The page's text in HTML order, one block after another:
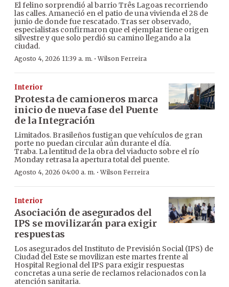
El felino sorprendió al barrio Três Lagoas recorriendo
las calles. Amaneció en el patio de una vivienda el 28 de
junio de donde fue rescatado. Tras ser observado,
especialistas confirmaron que el ejemplar tiene origen
silvestre y que solo perdió su camino llegando a la
ciudad.
Agosto 4, 2026 11:39 a. m. ·Wilson Ferreira
Interior
Protesta de camioneros marca
inicio de nueva fase del Puente
de la Integración
Limitados. Brasileños fustigan que vehículos de gran
porte no puedan circular aún durante el día.
Traba. La lentitud de la obra del viaducto sobre el río
Monday retrasa la apertura total del puente.
Agosto 4, 2026 04:00 a. m. ·Wilson Ferreira
Interior
Asociación de asegurados del
IPS se movilizarán para exigir
respuestas
Los asegurados del Instituto de Previsión Social (IPS) de
Ciudad del Este se movilizan este martes frente al
Hospital Regional del IPS para exigir respuestas
concretas a una serie de reclamos relacionados con la
atención sanitaria.